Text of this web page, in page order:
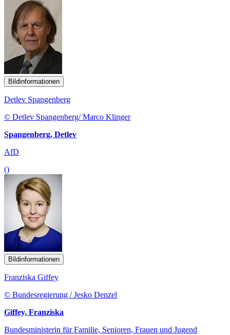
Bildinformationen
Detlev Spangenberg
© Detlev Spangenberg/ Marco Klinger
Spangenberg, Detlev
AfD
()
Bildinformationen
Franziska Giffey
© Bundesregierung / Jesko Denzel
Giffey, Franziska
Bundesministerin für Familie, Senioren, Frauen und Jugend